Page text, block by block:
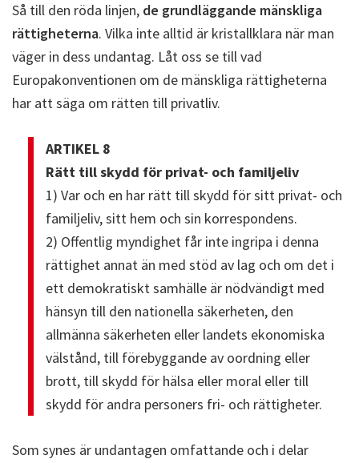
Så till den röda linjen, de grundläggande mänskliga
rättigheterna. Vilka inte alltid är kristallklara när man
väger in dess undantag. Låt oss se till vad
Europakonventionen om de mänskliga rättigheterna
har att säga om rätten till privatliv.
ARTIKEL 8
Rätt till skydd för privat- och familjeliv
1) Var och en har rätt till skydd för sitt privat- och
familjeliv, sitt hem och sin korrespondens.
2) Offentlig myndighet får inte ingripa i denna
rättighet annat än med stöd av lag och om det i
ett demokratiskt samhälle är nödvändigt med
hänsyn till den nationella säkerheten, den
allmänna säkerheten eller landets ekonomiska
välstånd, till förebyggande av oordning eller
brott, till skydd för hälsa eller moral eller till
skydd för andra personers fri- och rättigheter.
Som synes är undantagen omfattande och i delar